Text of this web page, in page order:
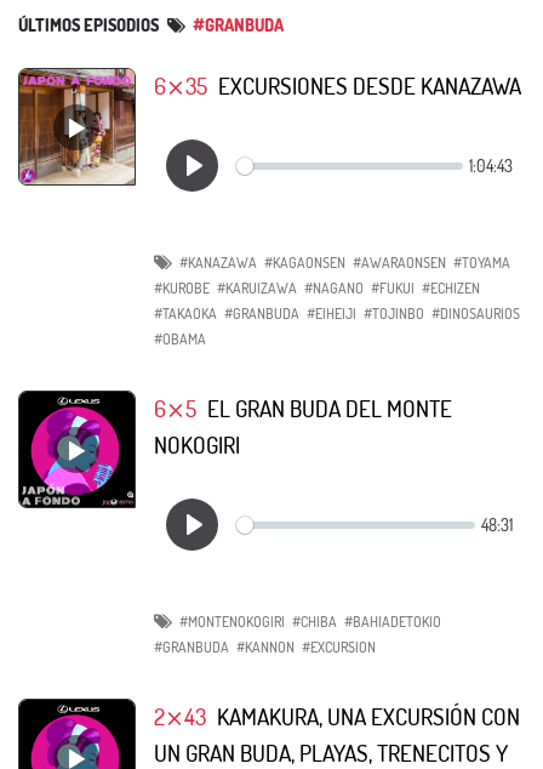
ÚLTIMOS EPISODIOS #GRANBUDA
6⨯35 EXCURSIONES DESDE KANAZAWA
#KANAZAWA #KAGAONSEN #AWARAONSEN #TOYAMA
#KUROBE #KARUIZAWA #NAGANO #FUKUI #ECHIZEN
#TAKAOKA #GRANBUDA #EIHEIJI #TOJINBO #DINOSAURIOS
#OBAMA
6⨯5 EL GRAN BUDA DEL MONTE
NOKOGIRI
#MONTENOKOGIRI #CHIBA #BAHIADETOKIO
#GRANBUDA #KANNON #EXCURSION
2⨯43 KAMAKURA, UNA EXCURSIÓN CON
UN GRAN BUDA, PLAYAS, TRENECITOS Y